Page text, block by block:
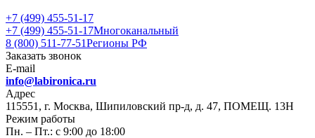
+7 (499) 455-51-17
+7 (499) 455-51-17Многоканальный
8 (800) 511-77-51Регионы РФ
Заказать звонок
E-mail
info@labironica.ru
Адрес
115551, г. Москва, Шипиловский пр-д, д. 47, ПОМЕЩ. 13Н
Режим работы
Пн. – Пт.: с 9:00 до 18:00